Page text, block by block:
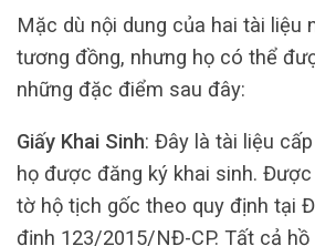
Mặc dù nội dung của hai tài liệu
tương đồng, nhưng họ có thể
những đặc điểm sau đây:
Giấy Khai Sinh: Đây là tài liệu
họ được đăng ký khai sinh.
tờ hộ tịch gốc theo quy định tại
định 123/2015/NĐ-CP. Tất cả